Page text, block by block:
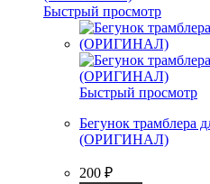
Быстрый просмотр
Быстрый просмотр
Бегунок трамблера
(ОРИГИНАЛ)
200 ₽